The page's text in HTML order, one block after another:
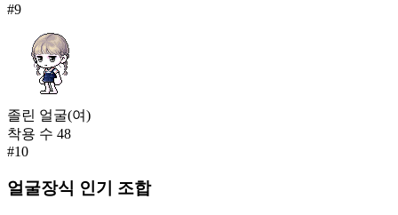
#9
졸린 얼굴(여)
착용 수 48
#10
얼굴장식 인기 조합